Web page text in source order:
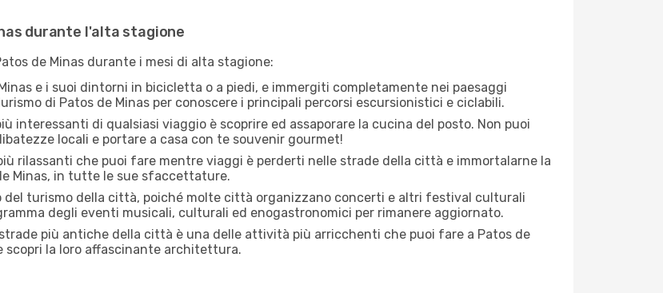
durante l'alta stagione
de Minas durante i mesi di alta stagione:
e i suoi dintorni in bicicletta o a piedi, e immergiti completamente nei paesaggi
di Patos de Minas per conoscere i principali percorsi escursionistici e ciclabili.
interessanti di qualsiasi viaggio è scoprire ed assaporare la cucina del posto. Non puoi
locali e portare a casa con te souvenir gourmet!
rilassanti che puoi fare mentre viaggi è perderti nelle strade della città e immortalarne la
Minas, in tutte le sue sfaccettature.
del turismo della città, poiché molte città organizzano concerti e altri festival culturali
degli eventi musicali, culturali ed enogastronomici per rimanere aggiornato.
più antiche della città è una delle attività più arricchenti che puoi fare a Patos de
scopri la loro affascinante architettura.